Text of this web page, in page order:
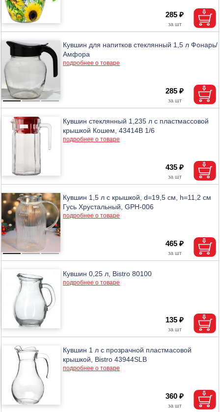
285 ₽
Кувшин для напитков стеклянный 1,5 л Фонарь/
Амфора
подробнее о товаре
285 ₽
Кувшин стеклянный 1,235 л с пластмассовой
крышкой Кошем, 43414B 1/6
подробнее о товаре
435 ₽
Кувшин 1,5 л с крышкой, d=19,5 см, h=11,2 см
Гусь Хрустальный, GPH-006
подробнее о товаре
465 ₽
Кувшин 0,25 л, Bistro 80100
подробнее о товаре
135 ₽
Кувшин 1 л с прозрачной пластмасовой
крышкой, Bistro 43944SLВ
подробнее о товаре
360 ₽